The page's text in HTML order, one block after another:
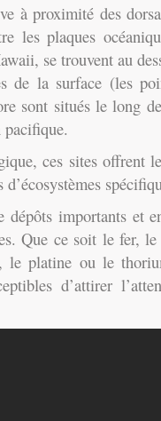
à proximité des
les plaques
se trouvent au
de la surface (les
sont situés le long
pacifique.
ces sites offrent
importants et
Que ce soit le fer,
le platine ou le
d’attirer